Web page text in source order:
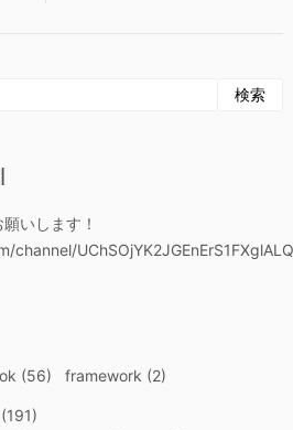
いします！
(56) framework (2)
(191)